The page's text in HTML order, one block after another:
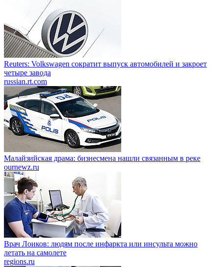
Reuters: Volkswagen сократит выпуск автомобилей и закроет
четыре завода
russian.rt.com
Малайзийская драма: бизнесмена нашли связанным в реке
ournewz.ru
Врач Лоиков: людям после инфаркта или инсульта можно
летать на самолете
regions.ru